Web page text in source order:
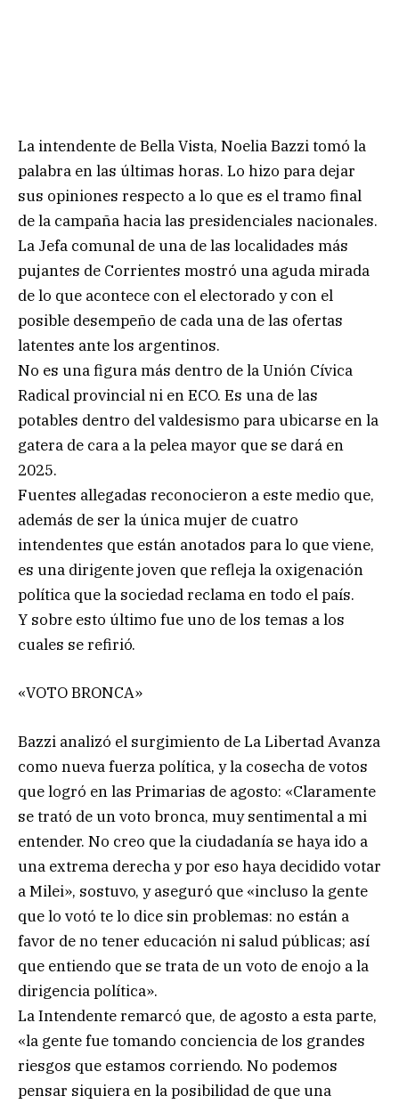
La intendente de Bella Vista, Noelia Bazzi tomó la
palabra en las últimas horas. Lo hizo para dejar
sus opiniones respecto a lo que es el tramo final
de la campaña hacia las presidenciales nacionales.
La Jefa comunal de una de las localidades más
pujantes de Corrientes mostró una aguda mirada
de lo que acontece con el electorado y con el
posible desempeño de cada una de las ofertas
latentes ante los argentinos.
No es una figura más dentro de la Unión Cívica
Radical provincial ni en ECO. Es una de las
potables dentro del valdesismo para ubicarse en la
gatera de cara a la pelea mayor que se dará en
2025.
Fuentes allegadas reconocieron a este medio que,
además de ser la única mujer de cuatro
intendentes que están anotados para lo que viene,
es una dirigente joven que refleja la oxigenación
política que la sociedad reclama en todo el país.
Y sobre esto último fue uno de los temas a los
cuales se refirió.
«VOTO BRONCA»
Bazzi analizó el surgimiento de La Libertad Avanza
como nueva fuerza política, y la cosecha de votos
que logró en las Primarias de agosto: «Claramente
se trató de un voto bronca, muy sentimental a mi
entender. No creo que la ciudadanía se haya ido a
una extrema derecha y por eso haya decidido votar
a Milei», sostuvo, y aseguró que «incluso la gente
que lo votó te lo dice sin problemas: no están a
favor de no tener educación ni salud públicas; así
que entiendo que se trata de un voto de enojo a la
dirigencia política».
La Intendente remarcó que, de agosto a esta parte,
«la gente fue tomando conciencia de los grandes
riesgos que estamos corriendo. No podemos
pensar siquiera en la posibilidad de que una